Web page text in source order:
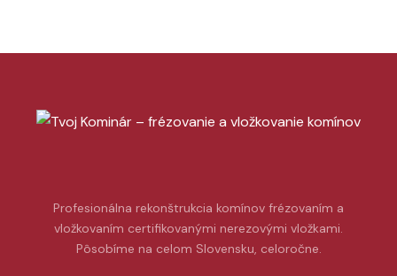
Profesionálna rekonštrukcia komínov frézovaním a
vložkovaním certifikovanými nerezovými vložkami.
Pôsobíme na celom Slovensku, celoročne.